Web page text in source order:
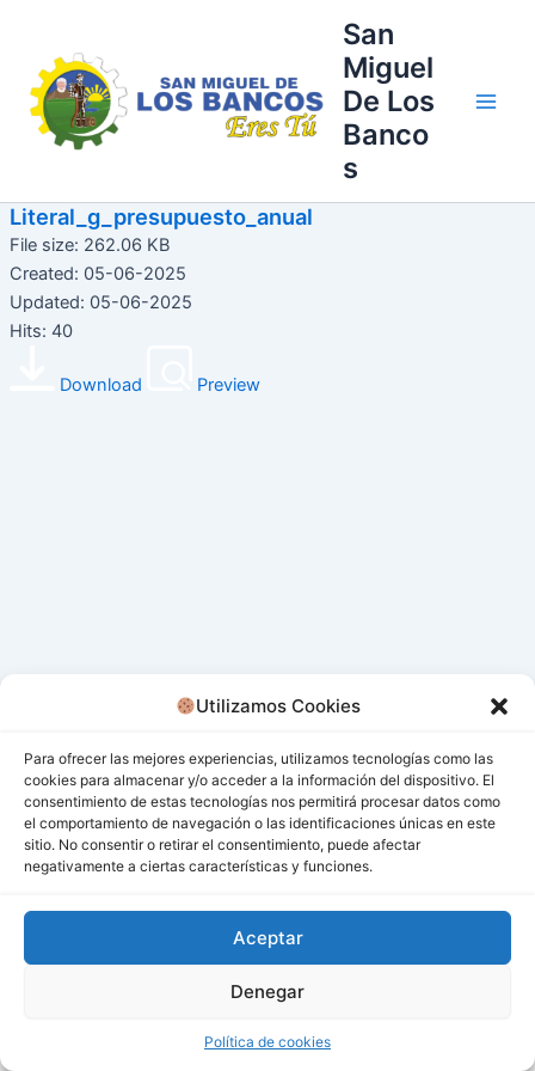
Utilizamos Cookies
Para ofrecer las mejores experiencias, utilizamos tecnologías como las
cookies para almacenar y/o acceder a la información del dispositivo. El
consentimiento de estas tecnologías nos permitirá procesar datos como
el comportamiento de navegación o las identificaciones únicas en este
sitio. No consentir o retirar el consentimiento, puede afectar
negativamente a ciertas características y funciones.
Aceptar
Denegar
Política de cookies
contenido
San
Miguel
De Los
Banco
s
Literal_g_presupuesto_anual
File size: 262.06 KB
Created: 05-06-2025
Updated: 05-06-2025
Hits: 40
Download Preview
Todos los derechos © 2026 San Miguel De Los Bancos |